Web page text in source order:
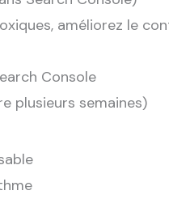
améliorez le
Console
plusieurs semaines)